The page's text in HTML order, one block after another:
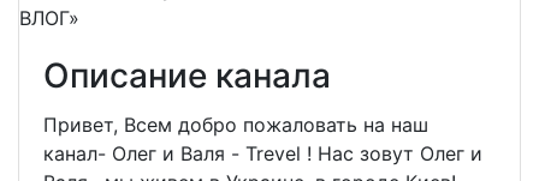
Описание канала
Привет, Всем добро пожаловать на наш
канал- Олег и Валя - Trevel ! Нас зовут Олег и